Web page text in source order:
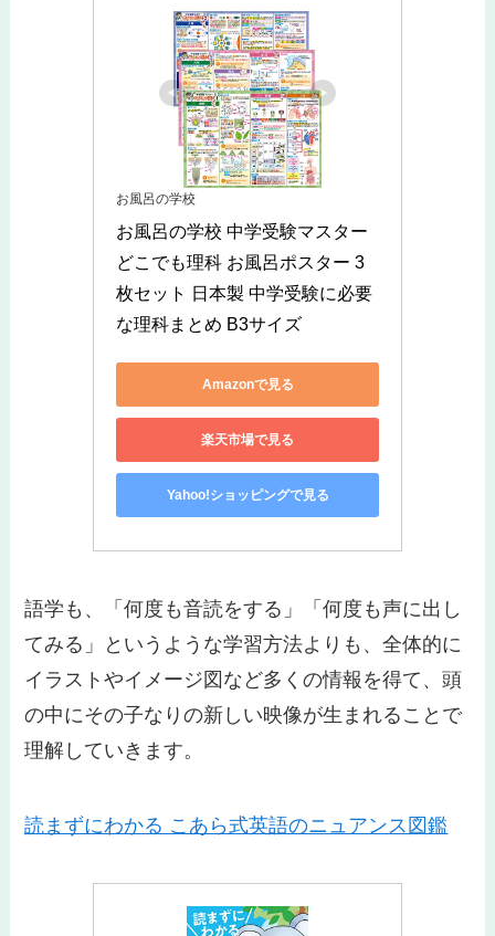
お風呂の学校
お風呂の学校 中学受験マスター
どこでも理科 お風呂ポスター 3
枚セット 日本製 中学受験に必要
な理科まとめ B3サイズ
Amazonで見る
楽天市場で見る
Yahoo!ショッピングで見る
語学も、「何度も音読をする」「何度も声に出し
てみる」というような学習方法よりも、全体的に
イラストやイメージ図など多くの情報を得て、頭
の中にその子なりの新しい映像が生まれることで
理解していきます。
読まずにわかる こあら式英語のニュアンス図鑑